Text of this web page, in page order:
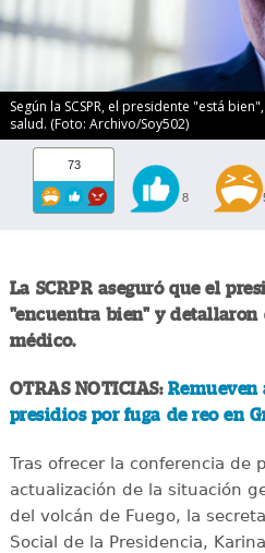
Según la SCSPR, el presidente "está
salud. (Foto: Archivo/Soy502)
73
8
La SCRPR aseguró que el
"encuentra bien" y
médico.
OTRAS NOTICIAS: Remueven
presidios por fuga de reo en
Tras ofrecer la conferencia de
actualización de la situación
del volcán de Fuego, la
Social de la Presidencia,